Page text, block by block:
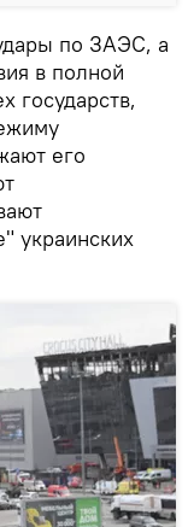
по ЗАЭС, а
в полной
государств,
его
украинских